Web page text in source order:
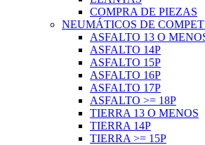
COMPRA DE PIEZAS
NEUMÁTICOS DE
ASFALTO 13 O
ASFALTO 14P
ASFALTO 15P
ASFALTO 16P
ASFALTO 17P
ASFALTO >= 18P
TIERRA 13 O MENOS
TIERRA 14P
TIERRA >= 15P